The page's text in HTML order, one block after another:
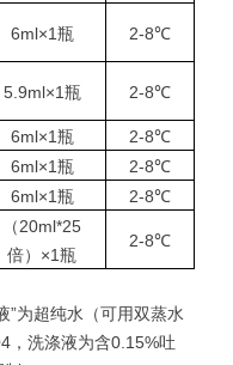
6ml×1瓶 2-8℃
5.9ml×1瓶 2-8℃
6ml×1瓶
2-8℃
6ml×1瓶
2-8℃
6ml×1瓶 2-8℃
（20ml*25
倍）×1瓶
2-8℃
”为超纯水（可用双蒸水
，洗涤液为含0.15%吐